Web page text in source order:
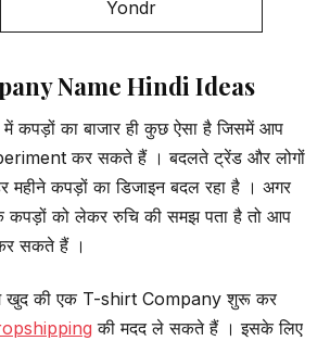
Yondr
Name Hindi Ideas
में कपड़ों का बाजार ही कुछ ऐसा है जिसमें आप
कर सकते हैं । बदलते ट्रेंड और लोगों
महीने कपड़ों का डिजाइन बदल रहा है । अगर
कपड़ों को लेकर रुचि की समझ पता है तो आप
सकते हैं ।
खुद की एक T-shirt Company शुरू कर
की मदद ले सकते हैं । इसके लिए